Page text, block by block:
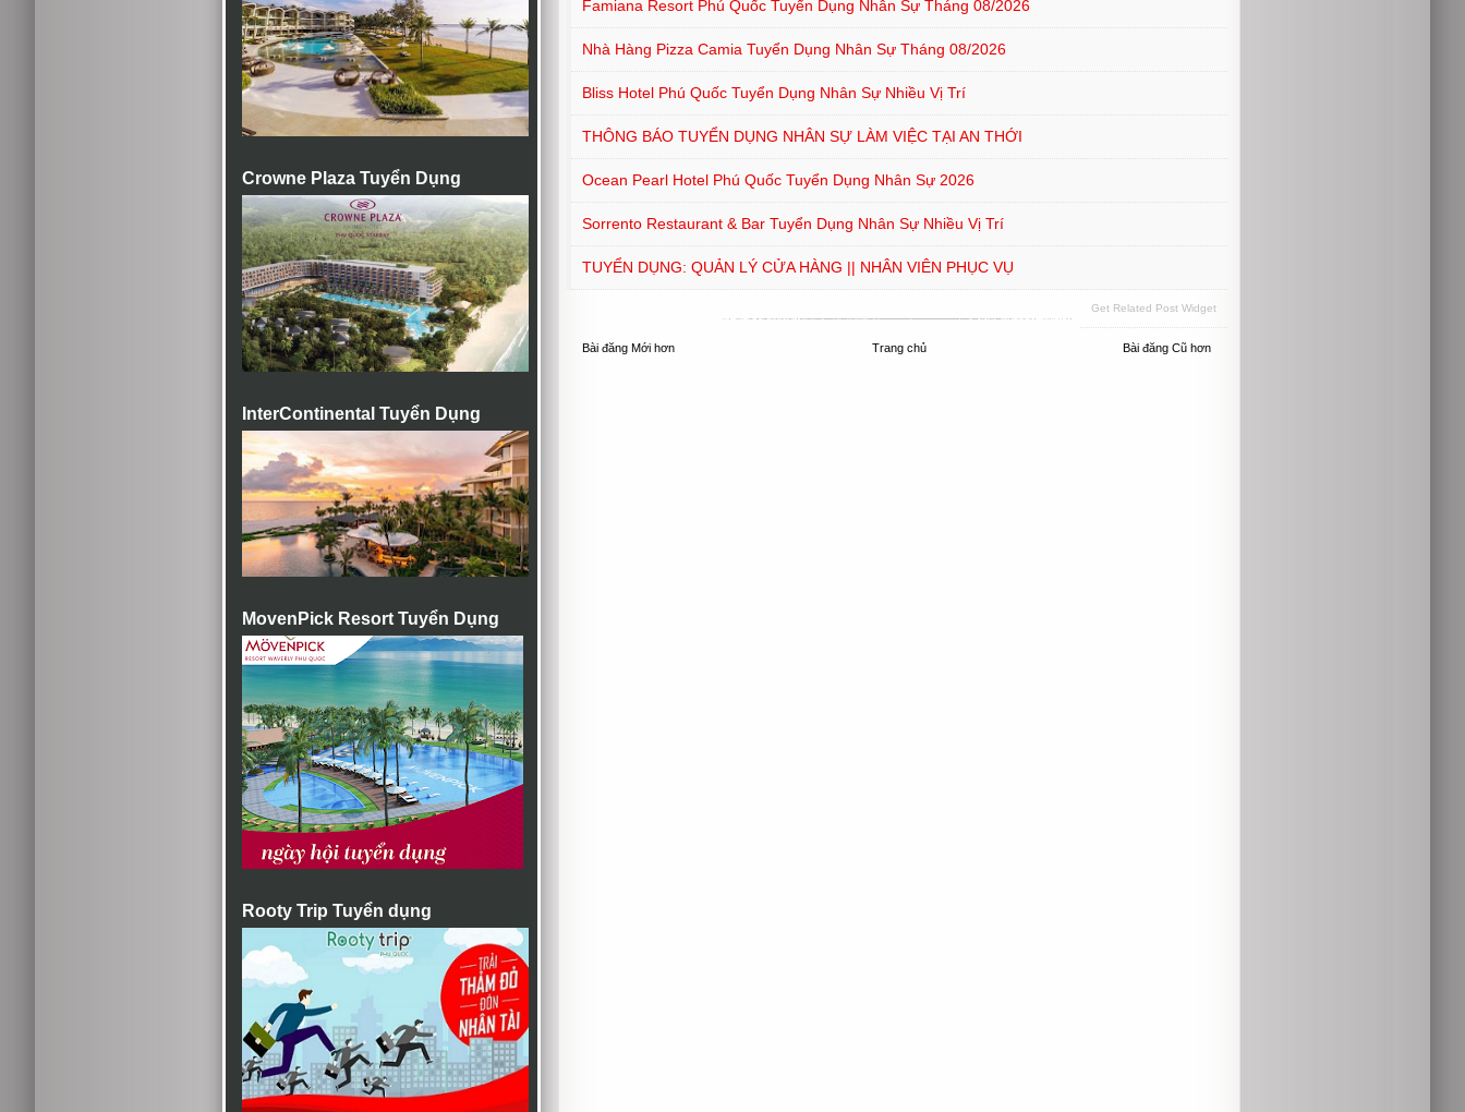
Crowne Plaza Tuyển Dụng
InterContinental Tuyển Dụng
MovenPick Resort Tuyển Dụng
Rooty Trip Tuyển dụng
Famiana Resort Phú Quốc Tuyển Dụng Nhân Sự Tháng 08/2026
Nhà Hàng Pizza Camia Tuyển Dụng Nhân Sự Tháng 08/2026
Bliss Hotel Phú Quốc Tuyển Dụng Nhân Sự Nhiều Vị Trí
THÔNG BÁO TUYỂN DỤNG NHÂN SỰ LÀM VIỆC TẠI AN THỚI
Ocean Pearl Hotel Phú Quốc Tuyển Dụng Nhân Sự 2026
Sorrento Restaurant & Bar Tuyển Dụng Nhân Sự Nhiều Vị Trí
TUYỂN DỤNG: QUẢN LÝ CỬA HÀNG || NHÂN VIÊN PHỤC VỤ
Get Related Post Widget
Bài đăng Mới hơn Bài đăng Cũ hơn
Trang chủ